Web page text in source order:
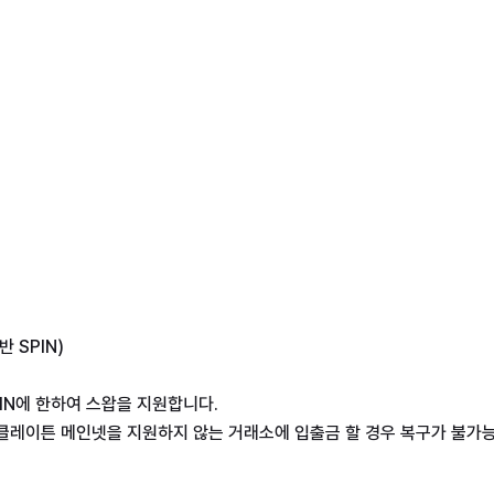
SPIN)
한하여 스왑을 지원합니다.
이튼 메인넷을 지원하지 않는 거래소에 입출금 할 경우 복구가 불가